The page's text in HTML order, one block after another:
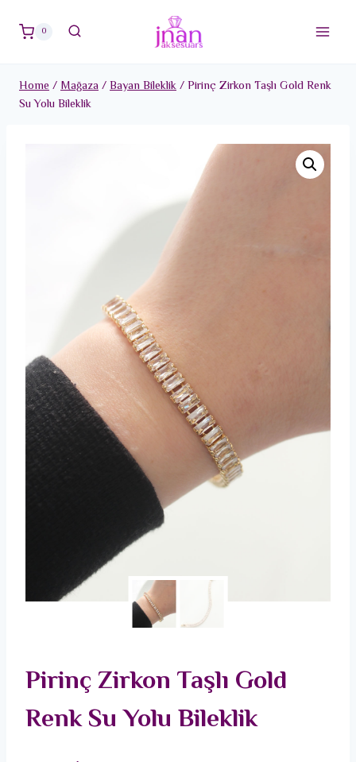
0
Home/Mağaza/Bayan Bileklik/Pirinç Zirkon Taşlı Gold Renk
Su Yolu Bileklik
Pirinç Zirkon Taşlı Gold
Renk Su Yolu Bileklik